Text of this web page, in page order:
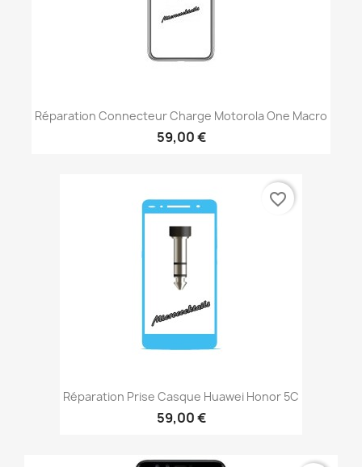
Réparation Connecteur Charge Motorola One Macro
59,00 €
Réparation Prise Casque Huawei Honor 5C
59,00 €
favorite_border